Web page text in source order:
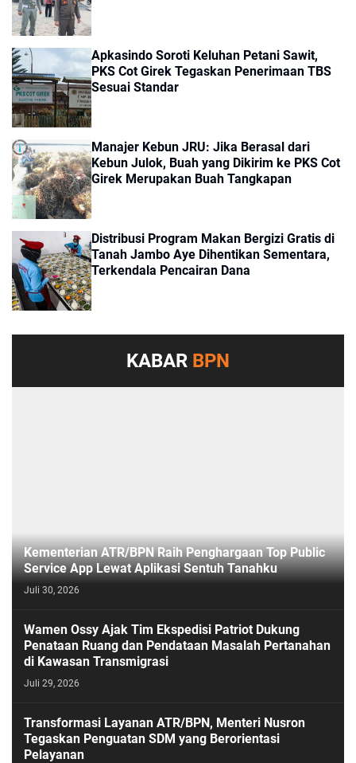
Apkasindo Soroti Keluhan Petani Sawit,
PKS Cot Girek Tegaskan Penerimaan TBS
Sesuai Standar
Manajer Kebun JRU: Jika Berasal dari
Kebun Julok, Buah yang Dikirim ke PKS Cot
Girek Merupakan Buah Tangkapan
Distribusi Program Makan Bergizi Gratis di
Tanah Jambo Aye Dihentikan Sementara,
Terkendala Pencairan Dana
KABAR BPN
Kementerian ATR/BPN Raih Penghargaan Top Public
Service App Lewat Aplikasi Sentuh Tanahku
Juli 30, 2026
Wamen Ossy Ajak Tim Ekspedisi Patriot Dukung
Penataan Ruang dan Pendataan Masalah Pertanahan
di Kawasan Transmigrasi
Juli 29, 2026
Transformasi Layanan ATR/BPN, Menteri Nusron
Tegaskan Penguatan SDM yang Berorientasi
Pelayanan